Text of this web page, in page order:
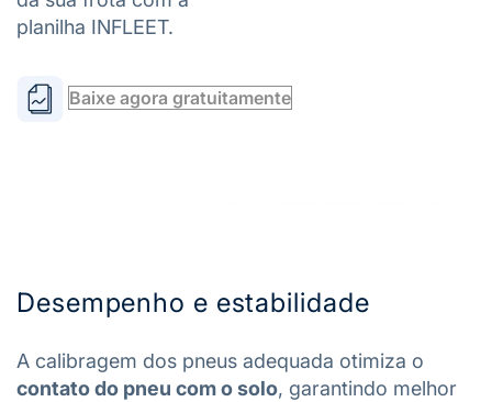
planilha INFLEET.
Baixe agora gratuitamente
Desempenho e estabilidade
A calibragem dos pneus adequada otimiza o
contato do pneu com o solo, garantindo melhor